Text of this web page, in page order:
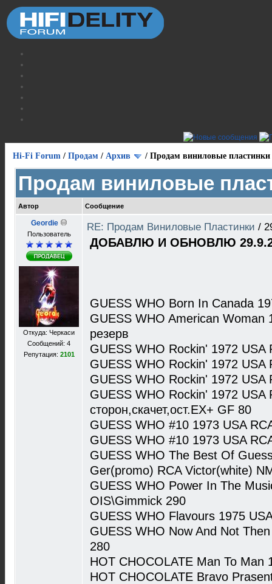
Hi-Fi Forum / Продам / Архив / Продам виниловые пластинки
Продам виниловые
Автор Сообщение
Geordie
Пользователь
Откуда: Черкаси
Сообщений: 4
Репутация: 2101
RE: Продам Виниловые Пластинки /
ДОБАВЛЮ И ОБНОВЛЮ
GUESS WHO Born In Canada
GUESS WHO American
резерв
GUESS WHO Rockin' 1972
GUESS WHO Rockin' 1972
GUESS WHO Rockin' 1972
GUESS WHO Rockin' 1972
сторон,скачет,ост.EX+ GF 80
GUESS WHO #10 1973 USA
GUESS WHO #10 1973 USA
GUESS WHO The Best Of
Ger(promo) RCA Victor(white)
GUESS WHO Power In The
OIS\Gimmick 290
GUESS WHO Flavours 1975
GUESS WHO Now And Not
280
HOT CHOCOLATE Man To Man
HOT CHOCOLATE Bravo